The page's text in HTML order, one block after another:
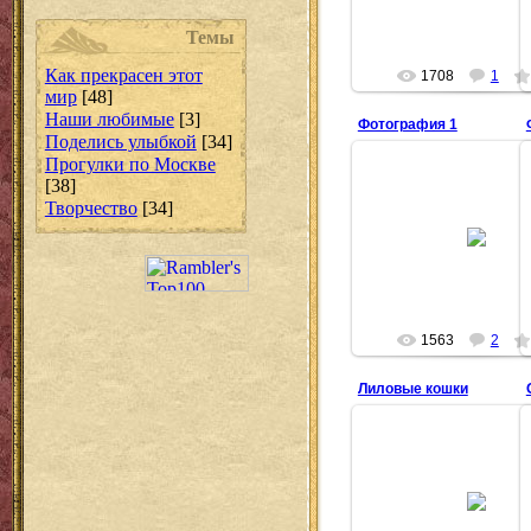
Темы
Как прекрасен этот
мир [48]
Наши любимые [3]
Поделись улыбкой [34]
Прогулки по Москве
[38]
Творчество [34]
1708 1
Фотография 1
1563 2
Лиловые кошки